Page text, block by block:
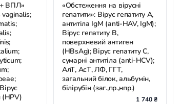
+ ВПЛ»
(HPV)
«Обстеження на вірусні
гепатити»: Вірус гепатиту А,
антитіла IgM (anti-HAV, IgM);
Вірус гепатиту В,
поверхневий антиген
(HBsAg); Вірус гепатиту С,
сумарні антитіла (anti-HCV);
АлТ, АсТ, ЛФ, ГГТ,
загальний білок, альбумін,
білірубін (заг.,пр.,нпр.)
1 740 ₴